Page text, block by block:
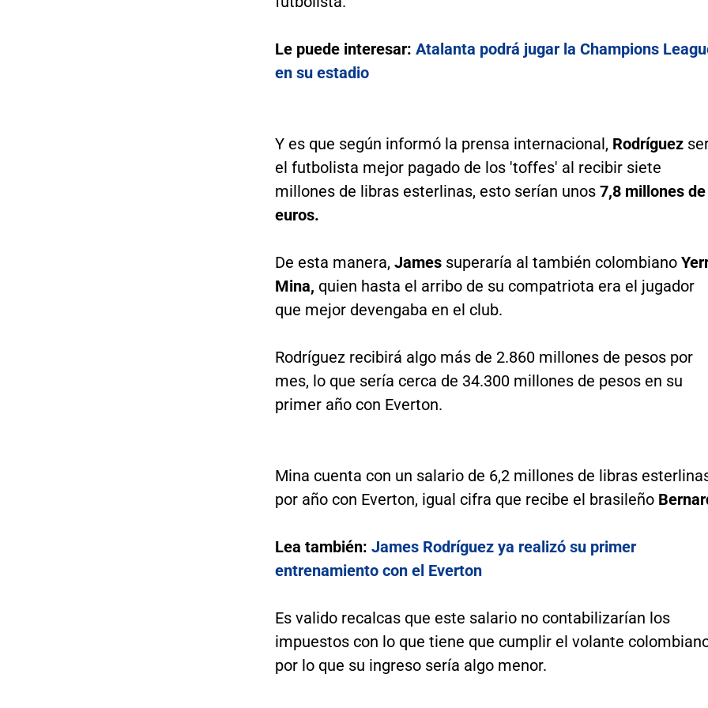
Le puede interesar: Atalanta podrá jugar la Champions
en su estadio
Y es que según informó la prensa internacional, Rodríguez
el futbolista mejor pagado de los 'toffes' al recibir siete
millones de libras esterlinas, esto serían unos7,8 millones de
euros.
De esta manera, James superaría al también colombiano
Mina, quien hasta el arribo de su compatriota era el jugador
que mejor devengaba en el club.
Rodríguez recibirá algo más de 2.860 millones de pesos por
mes, lo que sería cerca de 34.300 millones de pesos en su
primer año con Everton.
Mina cuenta con un salario de 6,2 millones de libras
por año con Everton, igual cifra que recibe el brasileño
Lea también: James Rodríguez ya realizó su primer
entrenamiento con el Everton
Es valido recalcas que este salario no contabilizarían los
impuestos con lo que tiene que cumplir el volante
por lo que su ingreso sería algo menor.